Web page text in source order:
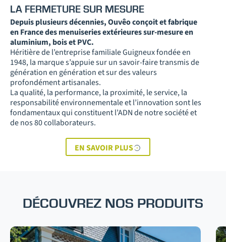
LA FERMETURE SUR MESURE
Depuis plusieurs décennies, Ouvêo conçoit et fabrique
en France des menuiseries extérieures sur-mesure en
aluminium, bois et PVC.
Héritière de l’entreprise familiale Guigneux fondée en
1948, la marque s’appuie sur un savoir-faire transmis de
génération en génération et sur des valeurs
profondément artisanales.
La qualité, la performance, la proximité, le service, la
responsabilité environnementale et l’innovation sont les
fondamentaux qui constituent l’ADN de notre société et
de nos 80 collaborateurs.
EN SAVOIR PLUS
DÉCOUVREZ NOS PRODUITS